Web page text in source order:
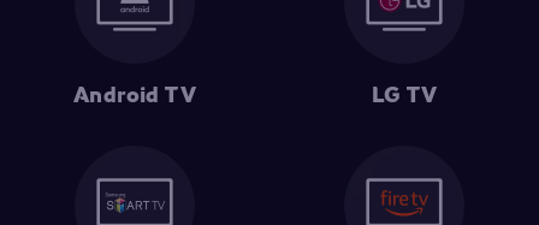
Android TV LG TV